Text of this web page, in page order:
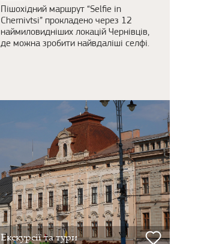
Пішохідний маршрут “Selfie in
Chernivtsi” прокладено через 12
наймиловидніших локацій Чернівців,
де можна зробити найвдаліші селфі.
Екскурсії та тури